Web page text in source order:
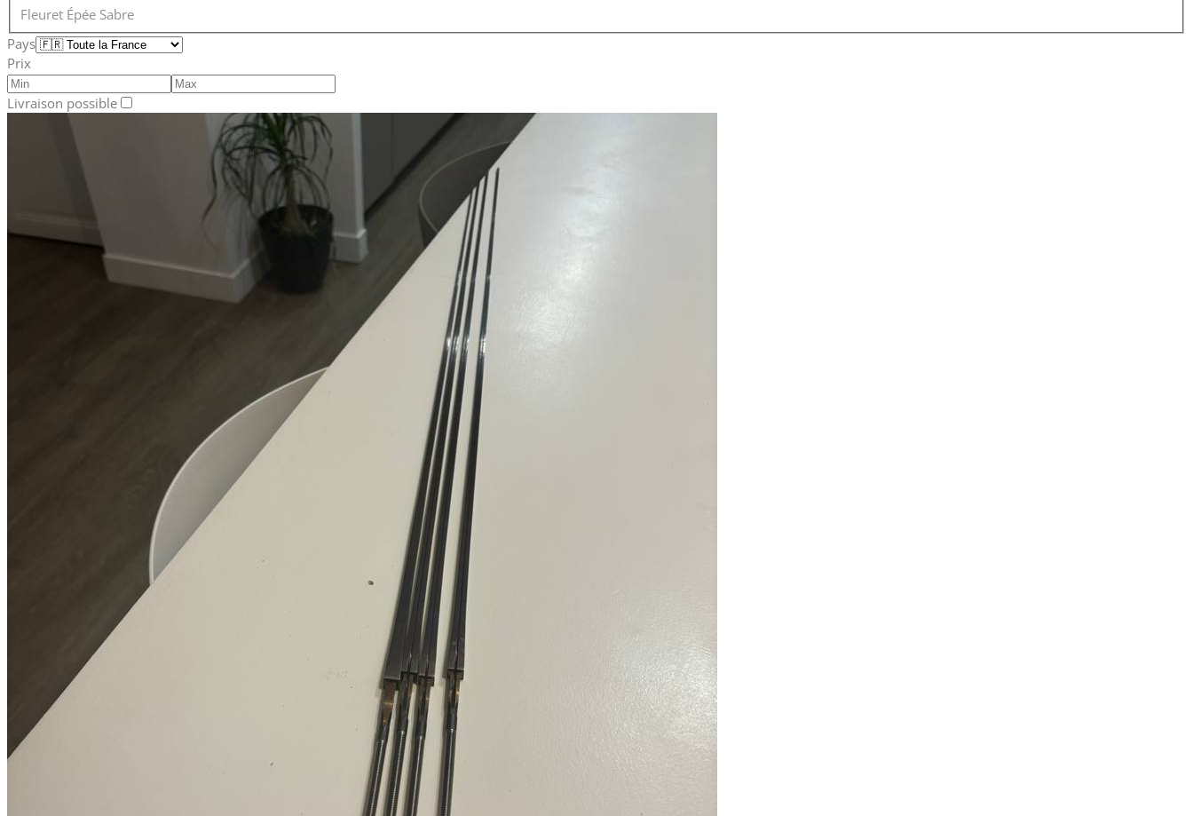
Fleuret Épée Sabre
Pays
Prix
Livraison possible